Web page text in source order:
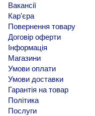
Вакансії
Кар'єра
Повернення товару
Договір оферти
Інформація
Магазини
Умови оплати
Умови доставки
Гарантія на товар
Політика
Послуги